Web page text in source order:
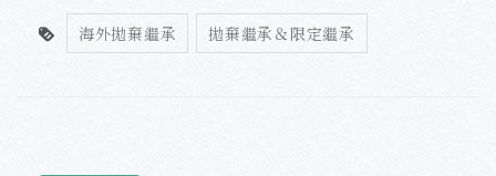
海外拋棄繼承 拋棄繼承＆限定繼承